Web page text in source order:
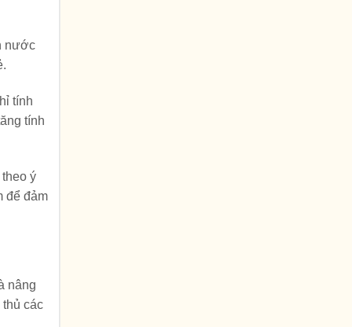
nước
tính
tính
ý
để đảm
nâng
các